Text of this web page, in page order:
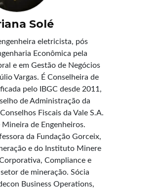
Solé
eletricista, pós
Econômica pela
e em Gestão de Negócios
Vargas. É Conselheira de
pelo IBGC desde 2011,
de Administração da
Fiscais da Vale S.A.
Mineira de Engenheiros.
da Fundação Gorceix,
e do Instituto Minere
Compliance e
de mineração. Sócia
Business Operations,